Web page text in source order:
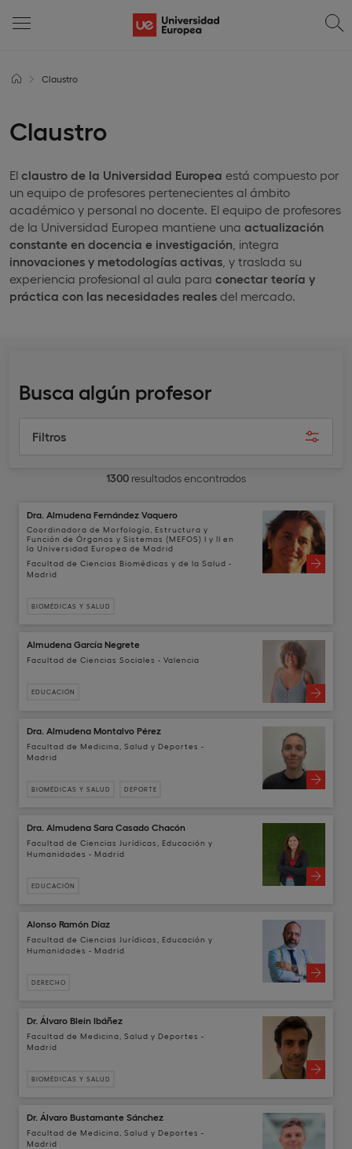
Claustro
Claustro
El claustro de la Universidad Europea está compuesto por
un equipo de profesores pertenecientes al ámbito
académico y personal no docente. El equipo de profesores
de la Universidad Europea mantiene una actualización
constante en docencia e investigación , integra
innovaciones y metodologías activas , y traslada su
experiencia profesional al aula para conectar teoría y
práctica con las necesidades reales del mercado.
Busca algún profesor
Filtros
1300 resultados encontrados
Dra. Almudena Fernández Vaquero
Coordinadora de Morfología, Estructura y
Función de Órganos y Sistemas (MEFOS) I y II en
la Universidad Europea de Madrid
Facultad de Ciencias Biomédicas y de la Salud -
Madrid
BIOMÉDICAS Y SALUD
Almudena García Negrete
Facultad de Ciencias Sociales - Valencia
EDUCACIÓN
Dra. Almudena Montalvo Pérez
Facultad de Medicina, Salud y Deportes -
Madrid
BIOMÉDICAS Y SALUD DEPORTE
Dra. Almudena Sara Casado Chacón
Facultad de Ciencias Jurídicas, Educación y
Humanidades - Madrid
EDUCACIÓN
Alonso Ramón Díaz
Facultad de Ciencias Jurídicas, Educación y
Humanidades - Madrid
DERECHO
Dr. Álvaro Blein Ibáñez
Facultad de Medicina, Salud y Deportes -
Madrid
BIOMÉDICAS Y SALUD
Dr. Álvaro Bustamante Sánchez
Facultad de Medicina, Salud y Deportes -
Madrid